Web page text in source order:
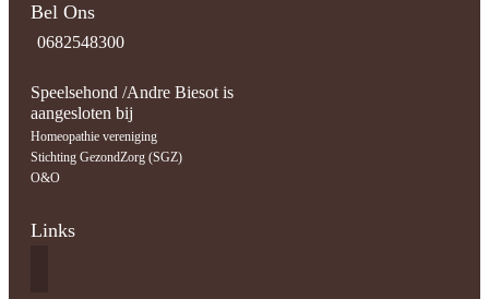
Bel Ons
0682548300
Speelsehond /Andre Biesot is
aangesloten bij
Homeopathie vereniging
Stichting GezondZorg (SGZ)
O&O
Links